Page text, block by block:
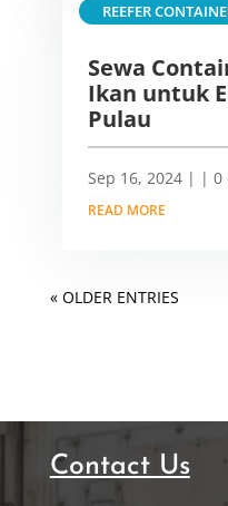
Sewa
Ikan untuk
Pulau
Sep 16, 2024|
REEFER
| 0
READ MORE
« OLDER ENTRIES
Contact Us